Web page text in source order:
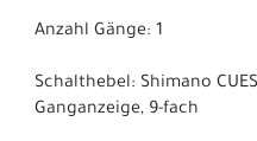
Anzahl Gänge: 1
Schalthebel: Shimano
Ganganzeige, 9-fach